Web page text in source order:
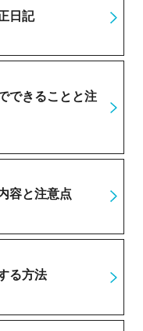
日記
できることと注
容と注意点
る方法